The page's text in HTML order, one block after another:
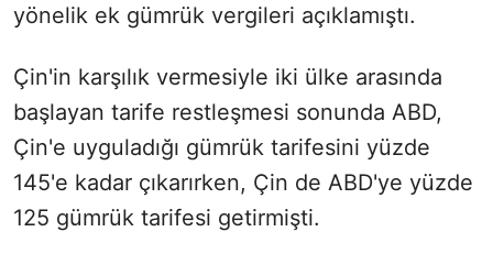
yönelik ek gümrük vergileri açıklamıştı.
Çin'in karşılık vermesiyle iki ülke arasında
başlayan tarife restleşmesi sonunda ABD,
Çin'e uyguladığı gümrük tarifesini yüzde
145'e kadar çıkarırken, Çin de ABD'ye yüzde
125 gümrük tarifesi getirmişti.